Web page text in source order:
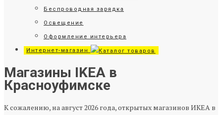
Беспроводная зарядка
Освещение
Оформление интерьера
Интернет-магазин
Магазины IKEA в
Красноуфимске
К сожалению, на август 2026 года, открытых магазинов ИКЕА в